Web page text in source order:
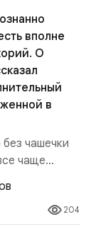
вполне
О
в
чашечки
чаще
от кофеина.
кофе –
напитка
и
204